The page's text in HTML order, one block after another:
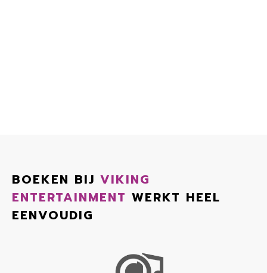
BOEKEN BIJ VIKING
ENTERTAINMENT WERKT HEEL
EENVOUDIG